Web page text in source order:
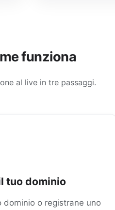
funziona
al live in tre passaggi.
tuo dominio
dominio o registrane uno